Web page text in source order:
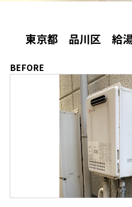
東京都 品川区 給
BEFORE